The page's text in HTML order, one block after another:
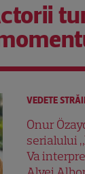
VEDETE
Onur
serialului
Va